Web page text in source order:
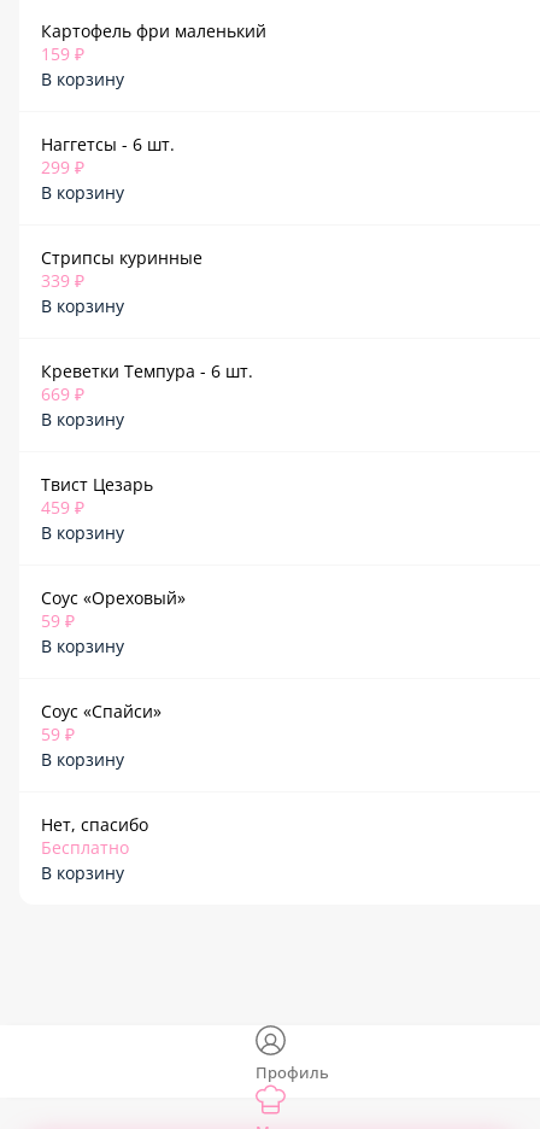
Картофель фри маленький
159 ₽
В корзину
Наггетсы - 6 шт.
299 ₽
В корзину
Стрипсы куринные
339 ₽
В корзину
Креветки Темпура - 6 шт.
669 ₽
В корзину
Твист Цезарь
459 ₽
В корзину
Соус «Ореховый»
59 ₽
В корзину
Соус «Спайси»
59 ₽
В корзину
Нет, спасибо
Бесплатно
В корзину
Профиль